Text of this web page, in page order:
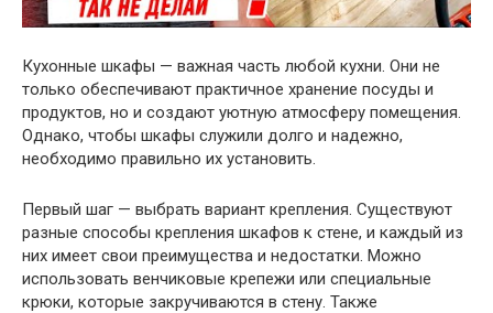
Кухонные шкафы — важная часть любой кухни. Они не
только обеспечивают практичное хранение посуды и
продуктов, но и создают уютную атмосферу помещения.
Однако, чтобы шкафы служили долго и надежно,
необходимо правильно их установить.
Первый шаг — выбрать вариант крепления. Существуют
разные способы крепления шкафов к стене, и каждый из
них имеет свои преимущества и недостатки. Можно
использовать венчиковые крепежи или специальные
крюки, которые закручиваются в стену. Также